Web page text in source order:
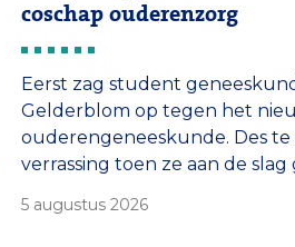
coschap ouderenzorg
Eerst zag student
Gelderblom op tegen het
ouderengeneeskunde. Des te
verrassing toen ze aan de slag
5 augustus 2026